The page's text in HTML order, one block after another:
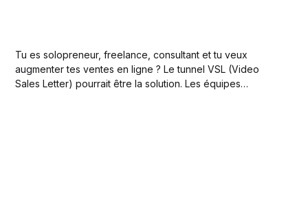
Tu es solopreneur, freelance, consultant et tu veux
augmenter tes ventes en ligne ? Le tunnel VSL (Video
Sales Letter) pourrait être la solution. Les équipes